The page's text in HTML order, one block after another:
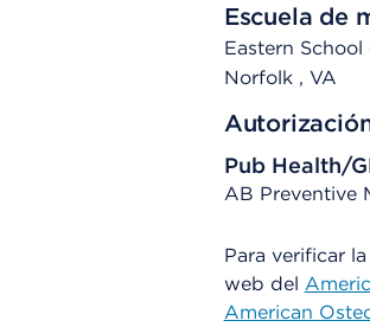
Escuela de
Eastern
Norfolk , VA
Pub Health/
AB Preventive
Para verificar
web del
American